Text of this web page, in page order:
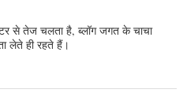
से तेज चलता है, ब्लॉग जगत के चाचा
लेते ही रहते हैं।